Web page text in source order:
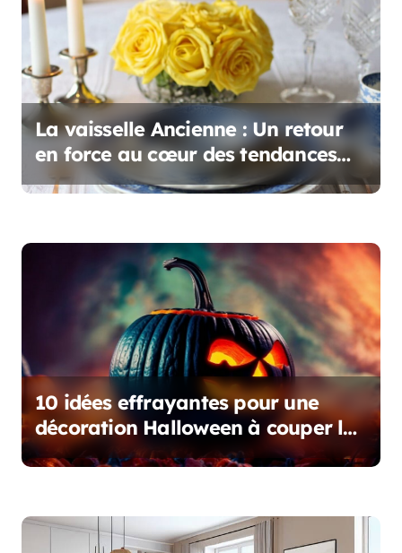
c
l
e
La vaisselle Ancienne : Un retour
en force au cœur des tendances
déco
10 idées effrayantes pour une
décoration Halloween à couper le
souffle